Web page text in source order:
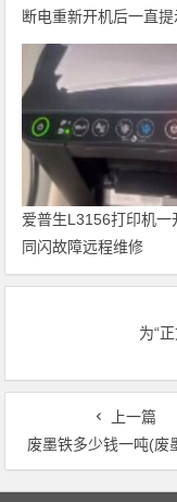
断电重新开机后一直提
Recovery Mode故障
爱普生L3156打印机一
同闪故障远程维修
为“
上一篇
废墨铁多少钱一吨(废墨铁价格一吨多
文章导航